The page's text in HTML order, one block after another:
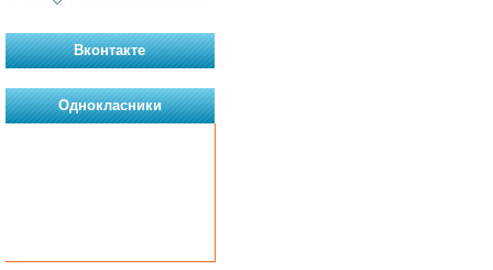
Вконтакте
Однокласники